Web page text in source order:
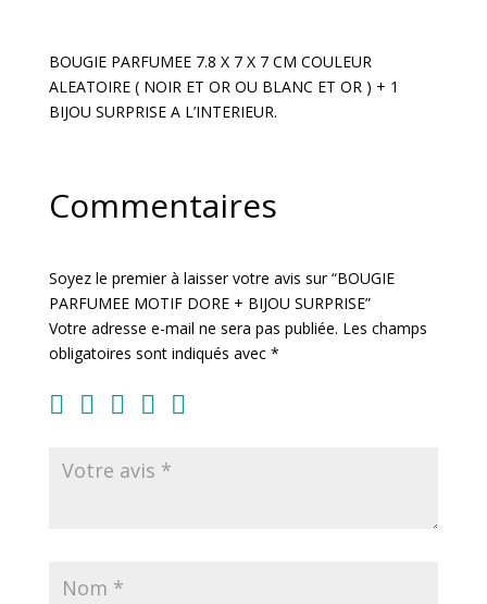
BIJOU
SURPRISE
BOUGIE PARFUMEE 7.8 X 7 X 7 CM COULEUR
ALEATOIRE ( NOIR ET OR OU BLANC ET OR ) + 1
BIJOU SURPRISE A L’INTERIEUR.
Commentaires
Soyez le premier à laisser votre avis sur “BOUGIE
PARFUMEE MOTIF DORE + BIJOU SURPRISE”
Votre adresse e-mail ne sera pas publiée. Les champs
obligatoires sont indiqués avec *